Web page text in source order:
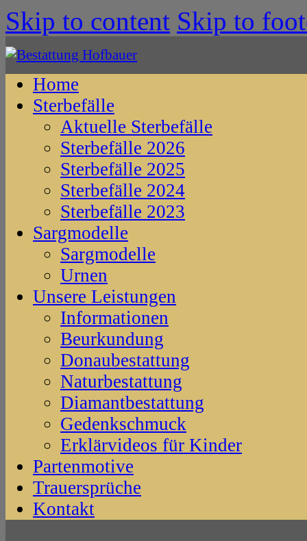
Skip to content Skip to
Home
Sterbefälle
Aktuelle Sterbefälle
Sterbefälle 2026
Sterbefälle 2025
Sterbefälle 2024
Sterbefälle 2023
Sargmodelle
Sargmodelle
Urnen
Unsere Leistungen
Informationen
Beurkundung
Donaubestattung
Naturbestattung
Diamantbestattung
Gedenkschmuck
Erklärvideos für Kinder
Partenmotive
Trauersprüche
Kontakt